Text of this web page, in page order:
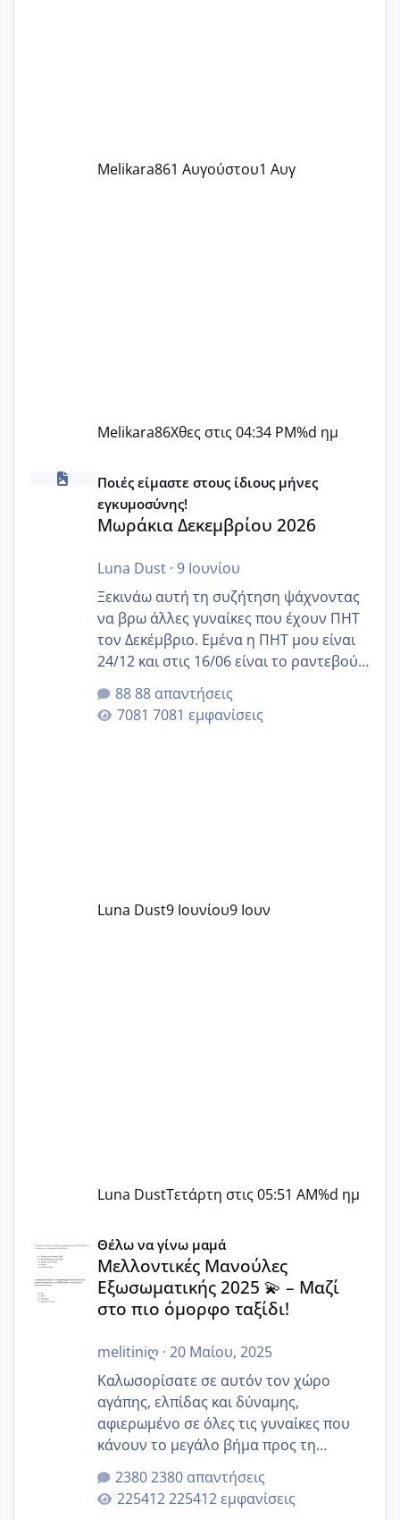
Melikara861 Αυγούστου1 Αυγ
Melikara86Χθες στις 04:34 PM%d ημ
Μωράκια Δεκεμβρίου 2026
Ποιές είμαστε στους ίδιους μήνες
εγκυμοσύνης!
Μωράκια Δεκεμβρίου 2026
Luna Dust· 9 Ιουνίου
Ξεκινάω αυτή τη συζήτηση ψάχνοντας
να βρω άλλες γυναίκες που έχουν ΠΗΤ
τον Δεκέμβριο. Εμένα η ΠΗΤ μου είναι
24/12 και στις 16/06 είναι το ραντεβού
της αυχενικής διαφάνειας. Έχω αρκετό
άγχος και οι μέρες δεν φαίνεται να
περνάνε με τίποτα.
88 απαντήσεις
7081 εμφανίσεις
Luna Dust9 Ιουνίου9 Ιουν
Luna DustΤετάρτη στις 05:51 AM%d ημ
Μελλοντικές Μανούλες Εξωσωματικής 2025 💫 – Μαζί
Θέλω να γίνω μαμά
Μελλοντικές Μανούλες
Εξωσωματικής 2025 💫 – Μαζί
στο πιο όμορφο ταξίδι!
melitiniღ · 20 Μαίου, 2025
Καλωσορίσατε σε αυτόν τον χώρο
αγάπης, ελπίδας και δύναμης,
αφιερωμένο σε όλες τις γυναίκες που
κάνουν το μεγάλο βήμα προς τη
μητρότητα μέσω εξωσωματικής το 2025.
Εδώ θα μοιραστούμε αγωνίες, χαρές,
εμπειρίες και κάθε μικρή ή μεγάλη
2380 απαντήσεις
225412 εμφανίσεις